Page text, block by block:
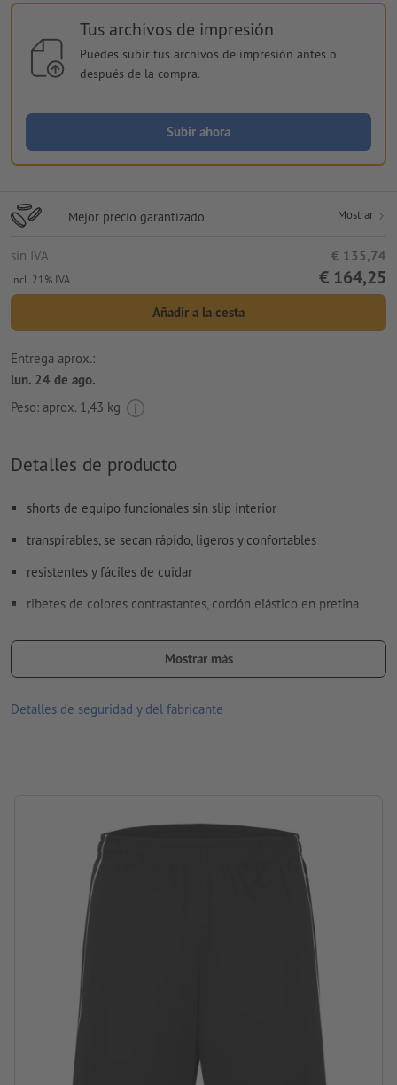
Tus archivos de impresión
Puedes subir tus archivos de impresión antes o
después de la compra.
Subir ahora
Mejor precio garantizado Mostrar
sin IVA € 135,74
incl. 21% IVA € 164,25
Añadir a la cesta
Entrega aprox.:
lun. 24 de ago.
Peso: aprox. 1,43 kg
Detalles de producto
shorts de equipo funcionales sin slip interior
transpirables, se secan rápido, ligeros y confortables
resistentes y fáciles de cuidar
ribetes de colores contrastantes, cordón elástico en pretina
Lavable hasta una temperatura máxima de 30 °C. Antes de lavar,
adentro.
disponibles en diversos tamaños y colores
Gramaje: 135 g/m²
marca: J&N
Mostrar más
Detalles de seguridad y del fabricante